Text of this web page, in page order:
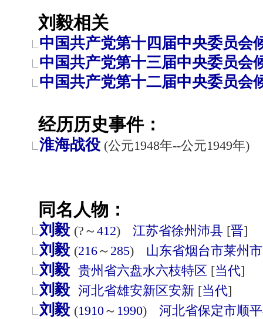
刘毅相关
中国共产党第十四届中央委员会
中国共产党第十三届中央委员会
中国共产党第十二届中央委员会
经历历史事件：
淮海战役 (公元1948年--公元1949年)
同名人物：
刘毅 (?～412) 江苏省徐州 沛县 [晋]
刘毅 (216～ 285) 山东省烟台市莱州市
刘毅 贵州省六盘水六枝特区 [当代]
刘毅 河北省雄安新区安新 [当代]
刘毅 (1910～ 1990) 河北省保定市顺